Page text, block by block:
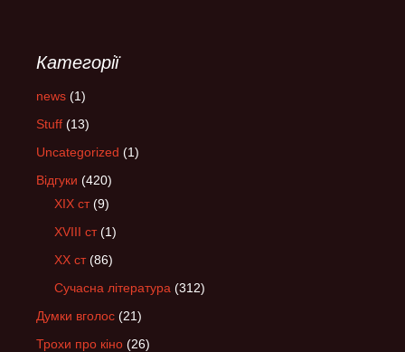
Категорії
news (1)
Stuff (13)
Uncategorized (1)
Відгуки (420)
XIX ст(9)
XVIII ст(1)
XX ст(86)
Сучасна література (312)
Думки вголос (21)
Трохи про кіно (26)